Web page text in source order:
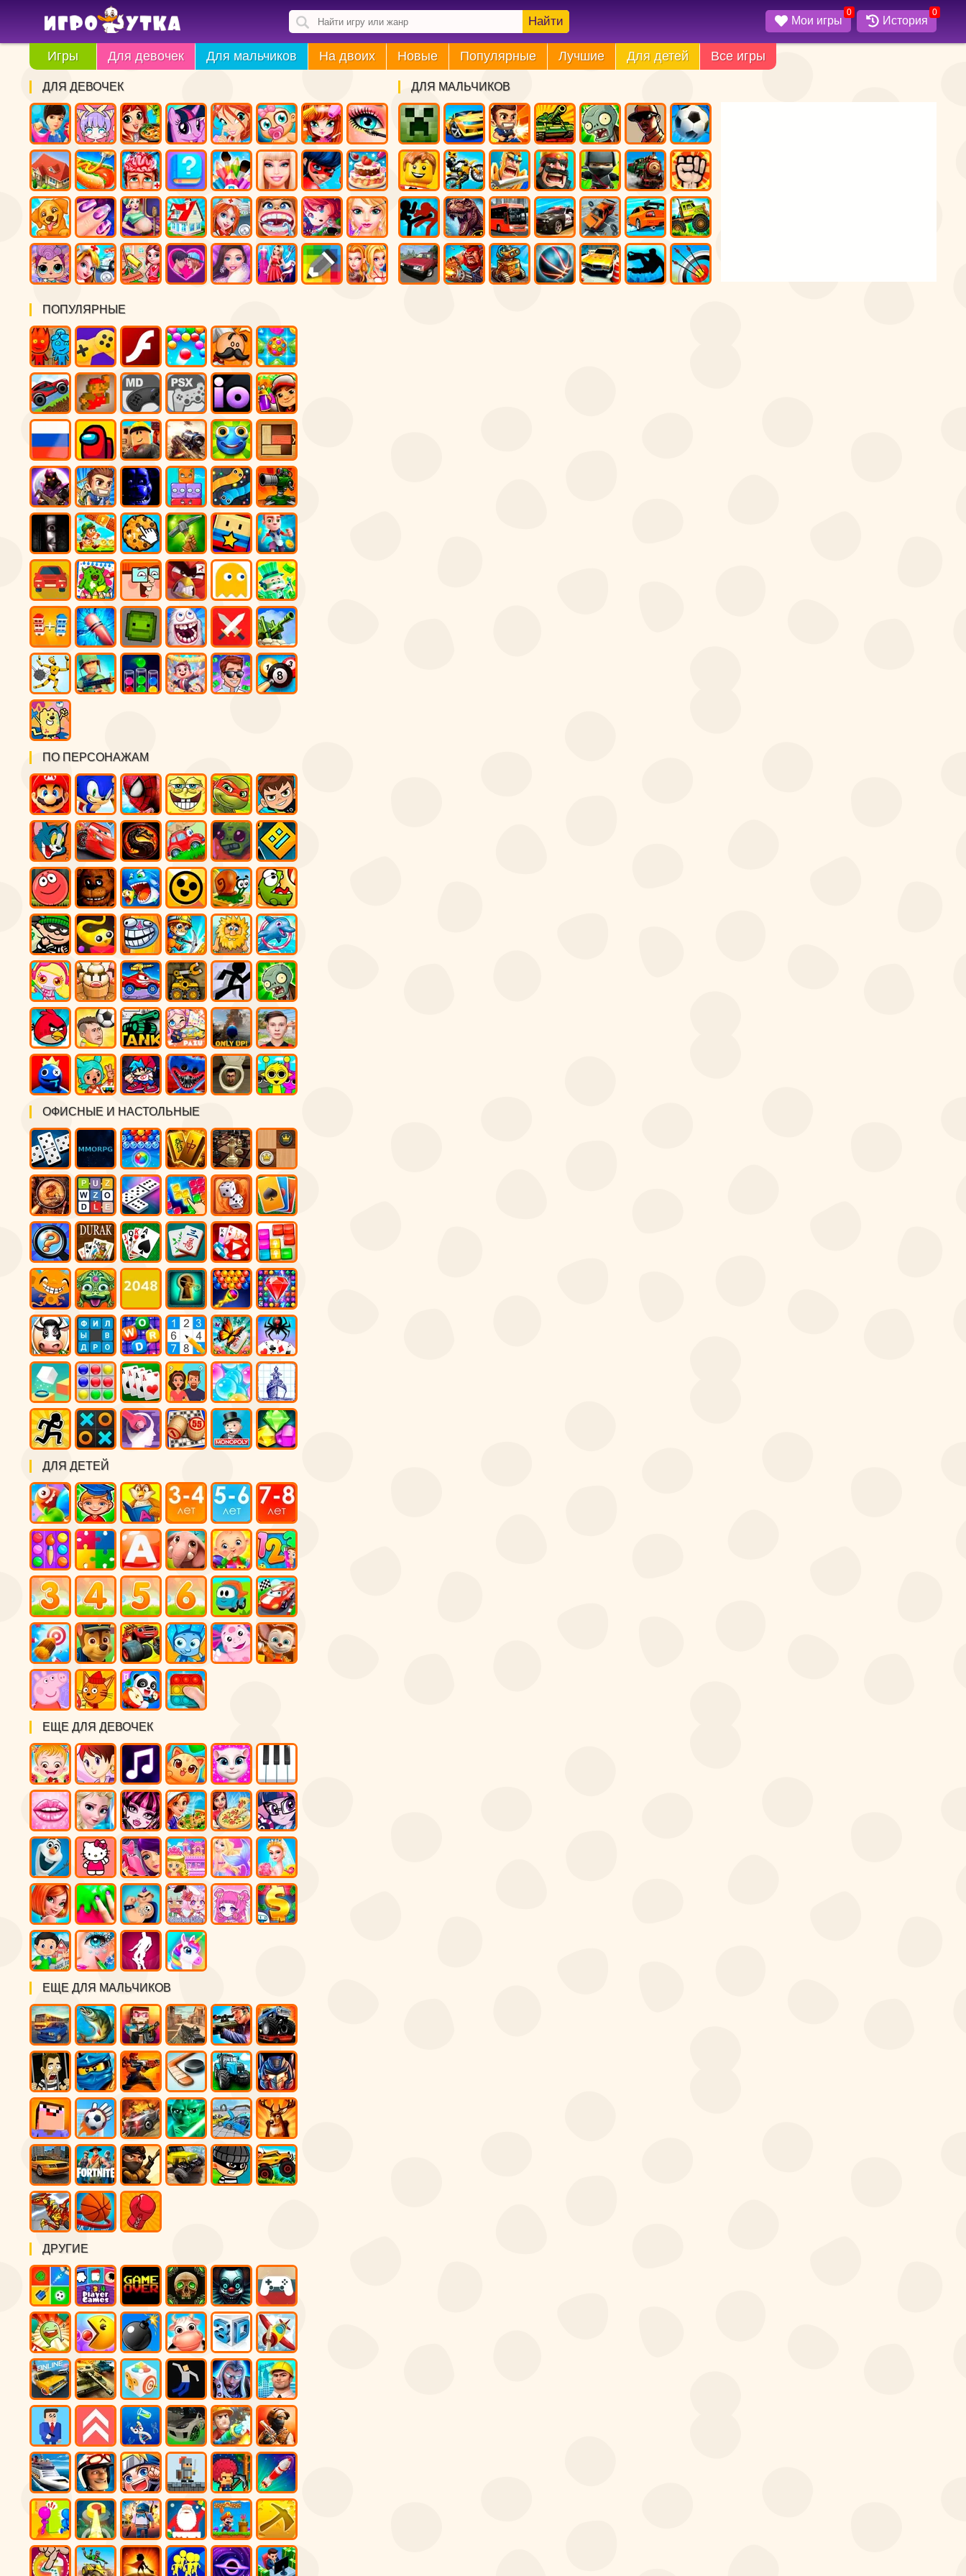
Найти Мои игры
0
История
0
Игры Для девочек Для мальчиков На двоих Новые Популярные Лучшие Для детей Все игры
ДЛЯ МАЛЬЧИКОВ
ДЛЯ ДЕВОЧЕК
ПОПУЛЯРНЫЕ
ПО ПЕРСОНАЖАМ
ОФИСНЫЕ И НАСТОЛЬНЫЕ
ДЛЯ ДЕТЕЙ
ЕЩЕ ДЛЯ ДЕВОЧЕК
ЕЩЕ ДЛЯ МАЛЬЧИКОВ
ДРУГИЕ